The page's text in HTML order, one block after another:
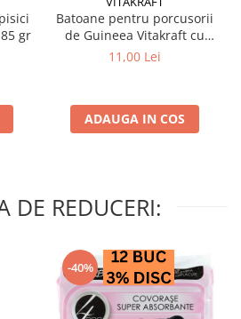
gr
Batoane pentru porcusorii
de Guineea Vitakraft cu
struguri & nuci 2 buc
11,00 Lei
ADAUGA IN COS
DE REDUCERI:
-40%